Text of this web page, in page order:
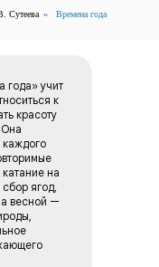
Сутеева » Времена года
года» учит
к
красоту
каждого
на
ягод,
весной —